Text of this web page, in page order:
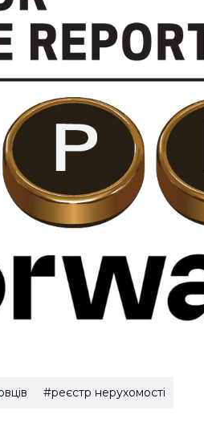
#реєстр нерухомості